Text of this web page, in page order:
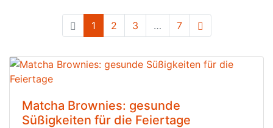
1 (current)
2 3 … 7
Matcha Brownies: gesunde
Süßigkeiten für die Feiertage